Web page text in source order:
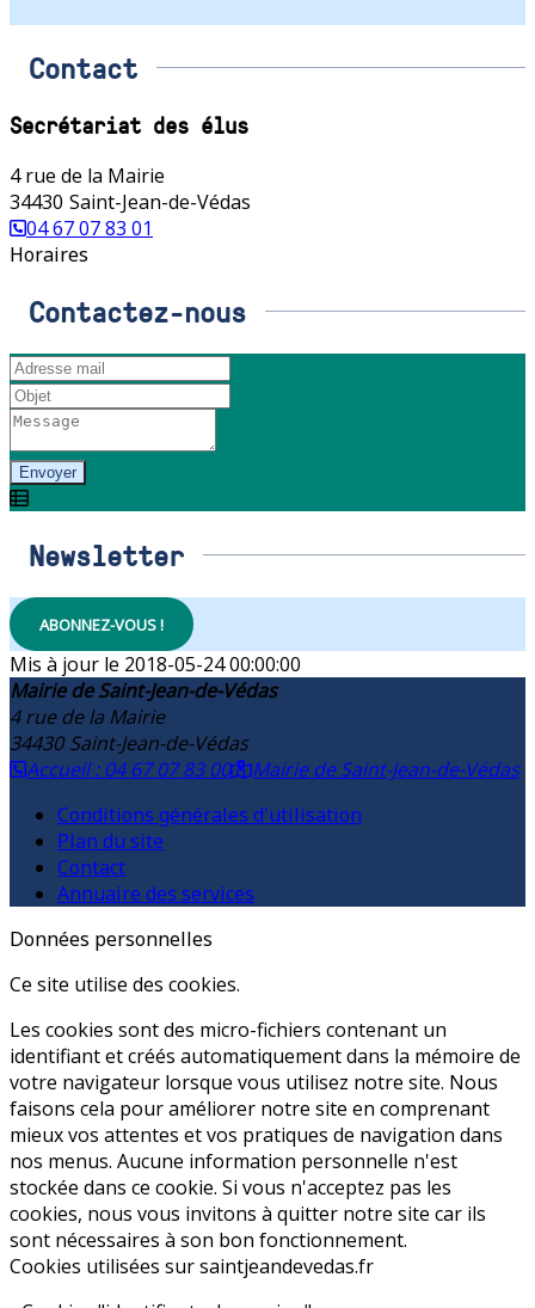
Contact
Secrétariat des élus
4 rue de la Mairie
34430 Saint-Jean-de-Védas
04 67 07 83 01
Horaires
Contactez-nous
Envoyer
Newsletter
ABONNEZ-VOUS !
2018-05-24 00:00:00
Mairie de Saint-Jean-de-Védas
4 rue de la Mairie
34430 Saint-Jean-de-Védas
Accueil : 04 67 07 83 00
Mairie de Saint-Jean-de-Védas
Conditions générales d'utilisation
Plan du site
Contact
Annuaire des services
Données personnelles
Ce site utilise des cookies.
Les cookies sont des micro-fichiers contenant un
identifiant et créés automatiquement dans la mémoire de
votre navigateur lorsque vous utilisez notre site. Nous
faisons cela pour améliorer notre site en comprenant
mieux vos attentes et vos pratiques de navigation dans
nos menus. Aucune information personnelle n'est
stockée dans ce cookie. Si vous n'acceptez pas les
cookies, nous vous invitons à quitter notre site car ils
sont nécessaires à son bon fonctionnement.
Cookies utilisées sur saintjeandevedas.fr